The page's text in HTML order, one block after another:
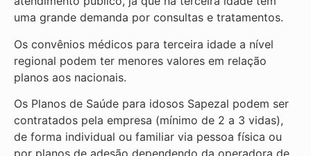
uma grande demanda por consultas e tratamentos.
Os convênios médicos para terceira idade a nível
regional podem ter menores valores em relação
planos aos nacionais.
Os Planos de Saúde para idosos Sapezal podem ser
contratados pela empresa (mínimo de 2 a 3 vidas),
de forma individual ou familiar via pessoa física ou